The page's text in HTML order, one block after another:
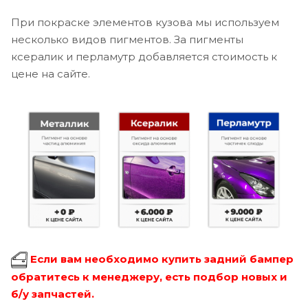
При покраске элементов кузова мы используем
несколько видов пигментов. За пигменты
ксералик и перламутр добавляется стоимость к
цене на сайте.
Если вам необходимо купить задний бампер
обратитесь к менеджеру, есть подбор новых и
б/у запчастей.